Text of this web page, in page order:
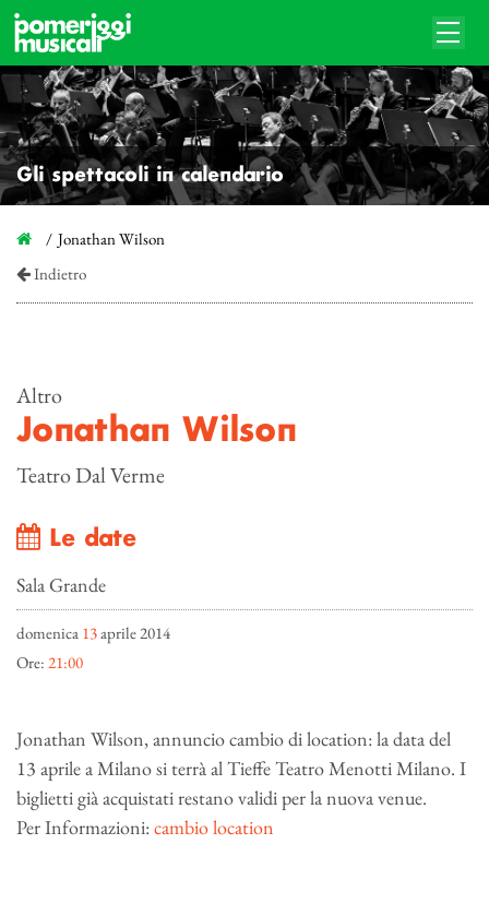
Gli spettacoli in calendario
Jonathan Wilson
Indietro
Altro
Jonathan Wilson
Teatro Dal Verme
Le date
Sala Grande
domenica 13aprile 2014
Ore: 21:00
Jonathan Wilson, annuncio cambio di location: la data del
13 aprile a Milano si terrà al Tieffe Teatro Menotti Milano. I
biglietti già acquistati restano validi per la nuova venue.
Per Informazioni:cambio location